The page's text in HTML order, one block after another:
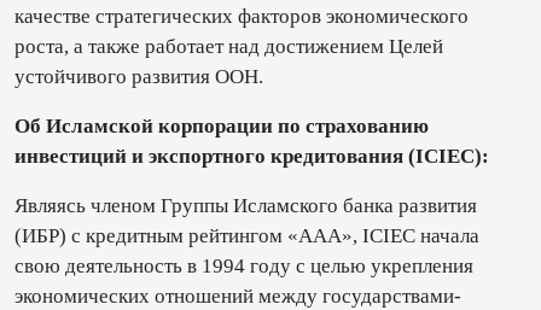
качестве стратегических факторов экономического
роста, а также работает над достижением Целей
устойчивого развития ООН.
Об Исламской корпорации по страхованию
инвестиций и экспортного кредитования (ICIEC):
Являясь членом Группы Исламского банка развития
(ИБР) с кредитным рейтингом «AAA», ICIEC начала
свою деятельность в 1994 году с целью укрепления
экономических отношений между государствами-